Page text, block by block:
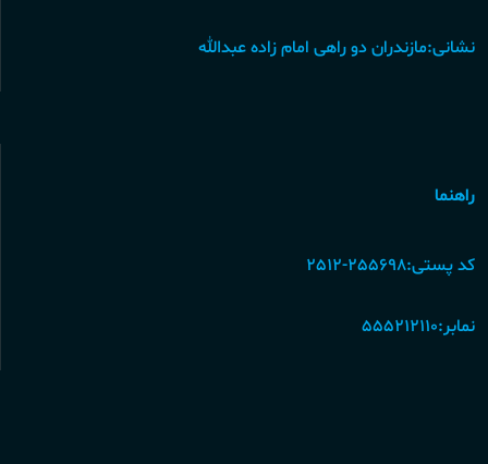
نشانی:مازندران دو راهی امام زاده عبدالله
راهنما
کد پستی:255698-2512
نمابر:555212110